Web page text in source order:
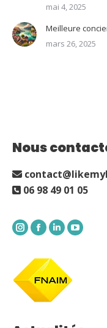
mai 4, 2025
Meilleure
mars 26, 2025
Nous
06 98 49 01 05
InstagramFacebook
LinkedInYouTube